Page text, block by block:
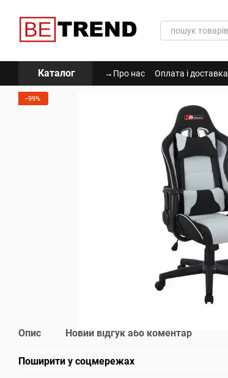
Каталог →Про нас Оплата і доставка
Політика Конфіденційності
−99%
Опис Новий відгук або коментар
Поширити у соцмережах